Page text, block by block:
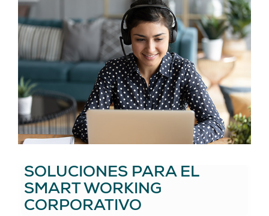
SOLUCIONES PARA EL
SMART WORKING
CORPORATIVO